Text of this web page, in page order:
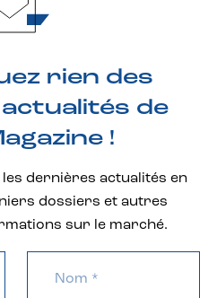
rien des
de
!
dernières actualités en
dossiers et autres
sur le marché.